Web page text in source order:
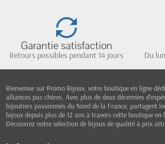
Garantie satisfaction
Retours possibles pendant 14 jours Du
Bienvenue sur Promo Bijoux, votre boutique en ligne
alliances pas chères. Avec plus de deux décennies
bijoutiers passionnés du Nord de la France, partagent
bijoux depuis plus de 12 ans à travers cette boutique
Découvrez notre sélection de bijoux de qualité à prix